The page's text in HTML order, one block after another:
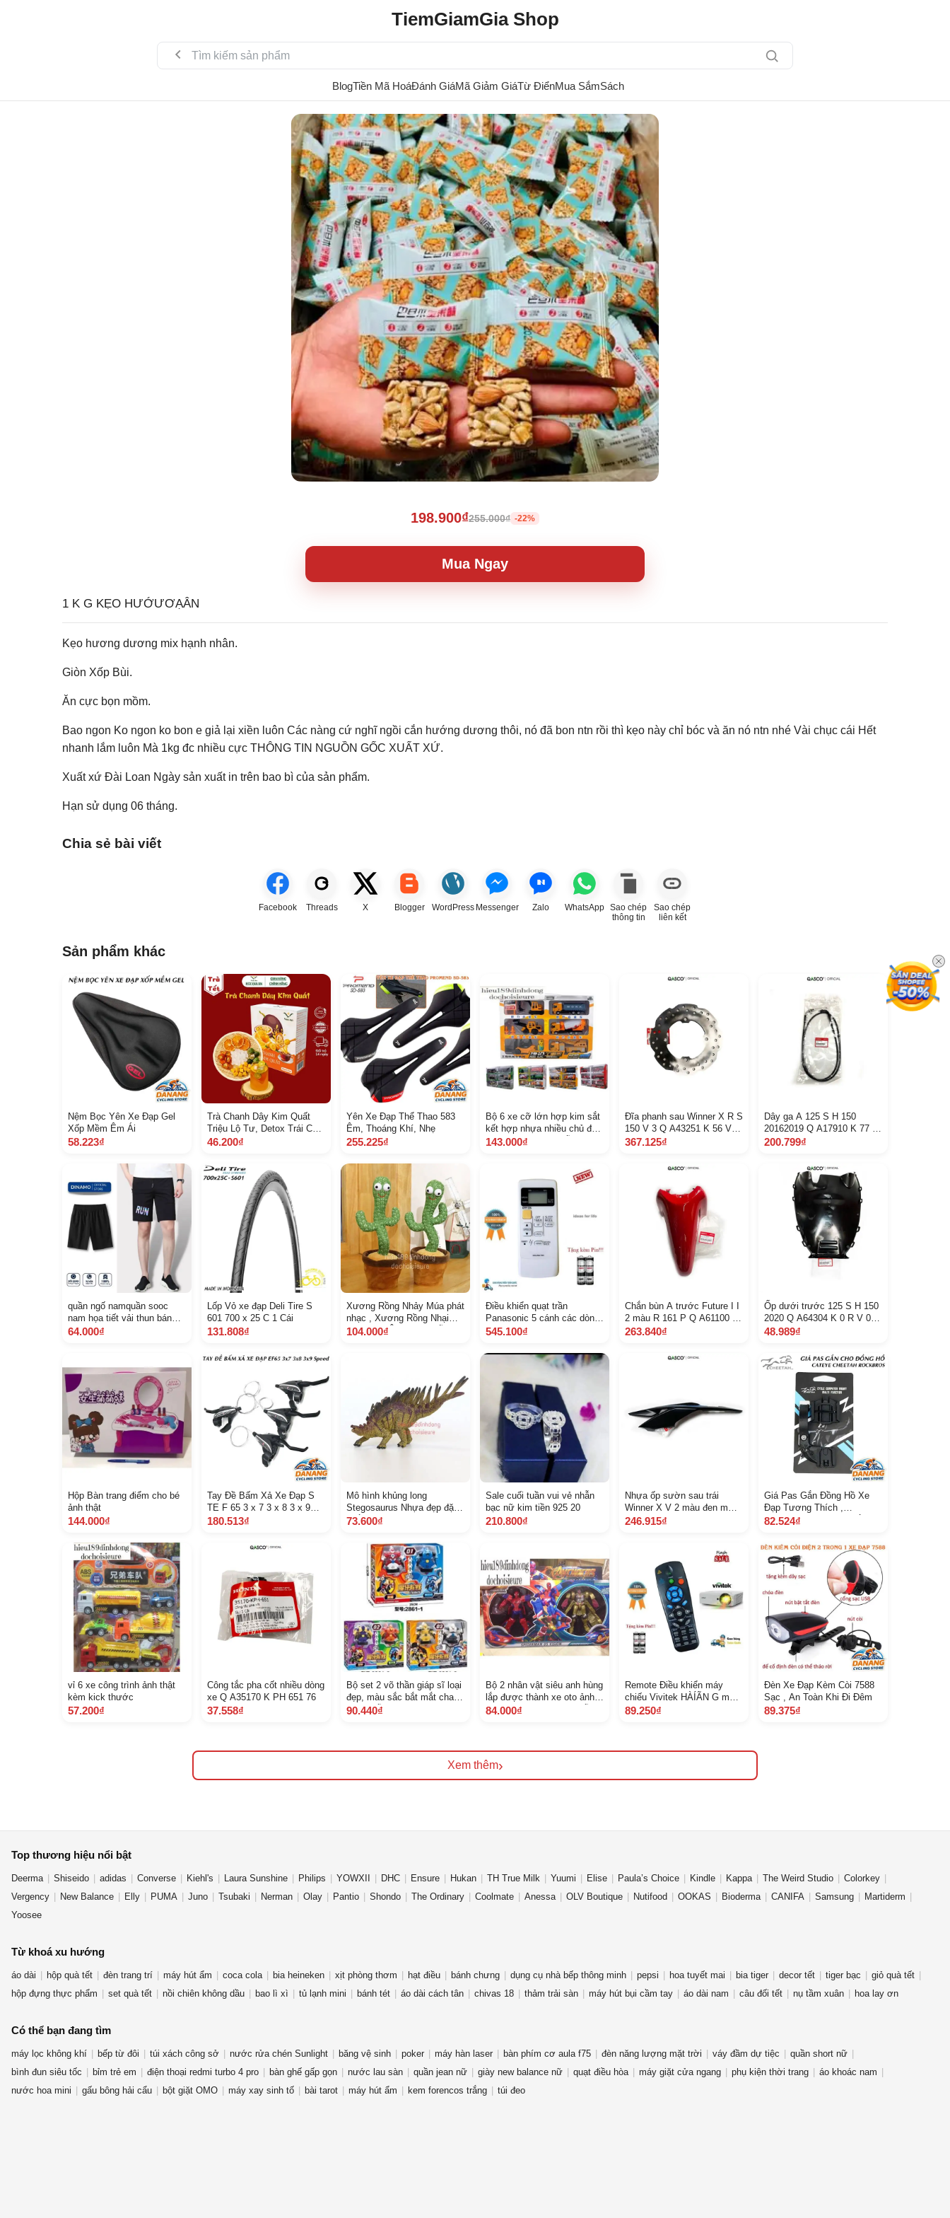
TiemGiamGia Shop
BlogTiền Mã HoáĐánh GiáMã Giảm GiáTừ ĐiểnMua SắmSách
198.900₫255.000₫ -22%
Mua Ngay
1 K G KẸO HƯỚƯƠẠÂN
Kẹo hương dương mix hạnh nhân.
Giòn Xốp Bùi.
Ăn cực bọn mồm.
Bao ngon Ko ngon ko bon e giả lại xiền luôn Các nàng cứ nghĩ ngồi cắn hướng dương thôi, nó đã bon ntn rồi thì kẹo này chỉ bóc và ăn nó ntn nhé Vài chục cái Hết
nhanh lắm luôn Mà 1kg đc nhiều cực THÔNG TIN NGUỒN GỐC XUẤT XỨ.
Xuất xứ Đài Loan Ngày sản xuất in trên bao bì của sản phẩm.
Hạn sử dụng 06 tháng.
Chia sẻ bài viết
Facebook Threads X Blogger WordPress Messenger Zalo WhatsApp Sao chép
thông tin
Sao chép
liên kết
Sản phẩm khác
Nệm Bọc Yên Xe Đạp Gel
Xốp Mềm Êm Ái
58.223₫
Trà Chanh Dây Kim Quất
Triệu Lộ Tư, Detox Trái Cây,
Đẹp Da, Thanh Lọc Cơ Thể
46.200₫
Yên Xe Đạp Thể Thao 583
Êm, Thoáng Khí, Nhẹ
255.225₫
Bộ 6 xe cỡ lớn hợp kim sắt
kết hợp nhựa nhiều chủ đề
Khách chat chọn mẫu
143.000₫
Đĩa phanh sau Winner X R S
150 V 3 Q A43251 K 56 V
51 9 B 2 H
367.125₫
Dây ga A 125 S H 150
20162019 Q A17910 K 77 V
01 M 1 E
200.799₫
quần ngố namquần sooc
nam họa tiết vải thun bán
chạy 2022
64.000₫
Lốp Vỏ xe đạp Deli Tire S
601 700 x 25 C 1 Cái
131.808₫
Xương Rồng Nhảy Múa phát
nhạc , Xương Rồng Nhại
Tiếng Ghi Âm Loại 1 sẵn pin
104.000₫
Điều khiển quạt trần
Panasonic 5 cánh các dòng
F60 Hàng mới XỊN 100 Tặng
545.100₫
Chắn bùn A trước Future I I
2 màu R 161 P Q A61100 K
PH 900 Y E
263.840₫
Ốp dưới trước 125 S H 150
2020 Q A64304 K 0 R V 00
P 1 A
48.989₫
Hộp Bàn trang điểm cho bé
ảnh thật
144.000₫
Tay Đề Bấm Xả Xe Đạp S
TE F 65 3 x 7 3 x 8 3 x 9
Tốc Độ Dùng Cho Xe Địa
180.513₫
Mô hình khủng long
Stegosaurus Nhựa đẹp đặc
chắc tay
73.600₫
Sale cuối tuần vui vẻ nhẫn
bạc nữ kim tiền 925 20
210.800₫
Nhựa ốp sườn sau trái
Winner X V 2 màu đen mờ
Q A64450 K 56 V 50 Z A Z
246.915₫
Giá Pas Gắn Đồng Hồ Xe
Đạp Tương Thích ,
Cheetah, Rockbros Chắc
82.524₫
vỉ 6 xe công trình ảnh thật
kèm kick thước
57.200₫
Công tắc pha cốt nhiều dòng
xe Q A35170 K PH 651 76
37.558₫
Bộ set 2 võ thần giáp sĩ loại
đẹp, màu sắc bắt mắt chat
chọn mẫu hoặc shop gửi
90.440₫
Bộ 2 nhân vật siêu anh hùng
lắp được thành xe oto ảnh
thật Khách chat chọn mẫu
84.000₫
Remote Điều khiển máy
chiếu Vivitek HÀÍÃN G mới
100 Tặng kèm Pin
89.250₫
Đèn Xe Đạp Kèm Còi 7588
Sạc , An Toàn Khi Đi Đêm
89.375₫
Xem thêm›
Top thương hiệu nổi bật
Deerma Shiseido adidas Converse Kiehl's Laura Sunshine Philips YOWXII DHC Ensure Hukan TH True Milk Yuumi Elise Paula’s Choice Kindle Kappa The Weird Studio
Colorkey
Vergency
New Balance Elly PUMA Juno Tsubaki Nerman Olay Pantio Shondo The Ordinary Coolmate Anessa OLV Boutique Nutifood OOKAS Bioderma CANIFA Samsung
Martiderm
Yoosee
Từ khoá xu hướng
áo dài hộp quà tết đèn trang trí máy hút ẩm coca cola bia heineken xịt phòng thơm hạt điều bánh chưng dụng cụ nhà bếp thông minh pepsi hoa tuyết mai bia tiger decor tết tiger bạc
giỏ quà tết
hộp đựng thực phẩm
set quà tết nồi chiên không dầu bao lì xì tủ lạnh mini bánh tét áo dài cách tân chivas 18 thảm trải sàn máy hút bụi cầm tay áo dài nam câu đối tết nụ tầm xuân hoa lay ơn
Có thể bạn đang tìm
máy lọc không khí bếp từ đôi túi xách công sở nước rửa chén Sunlight băng vệ sinh poker máy hàn laser bàn phím cơ aula f75 đèn năng lượng mặt trời váy đầm dự tiệc
quần short nữ
bình đun siêu tốc
bỉm trẻ em điện thoại redmi turbo 4 pro bàn ghế gấp gọn nước lau sàn quần jean nữ giày new balance nữ quạt điều hòa máy giặt cửa ngang phụ kiện thời trang
áo khoác nam
nước hoa mini
gấu bông hải cẩu bột giặt OMO máy xay sinh tố bài tarot máy hút ẩm kem forencos trắng túi đeo